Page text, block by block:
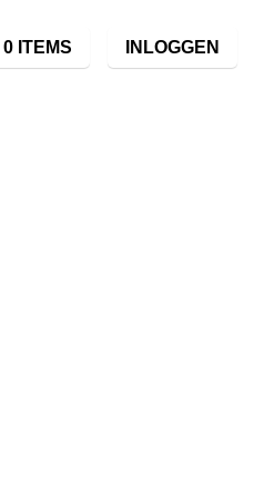
0 ITEMS INLOGGEN